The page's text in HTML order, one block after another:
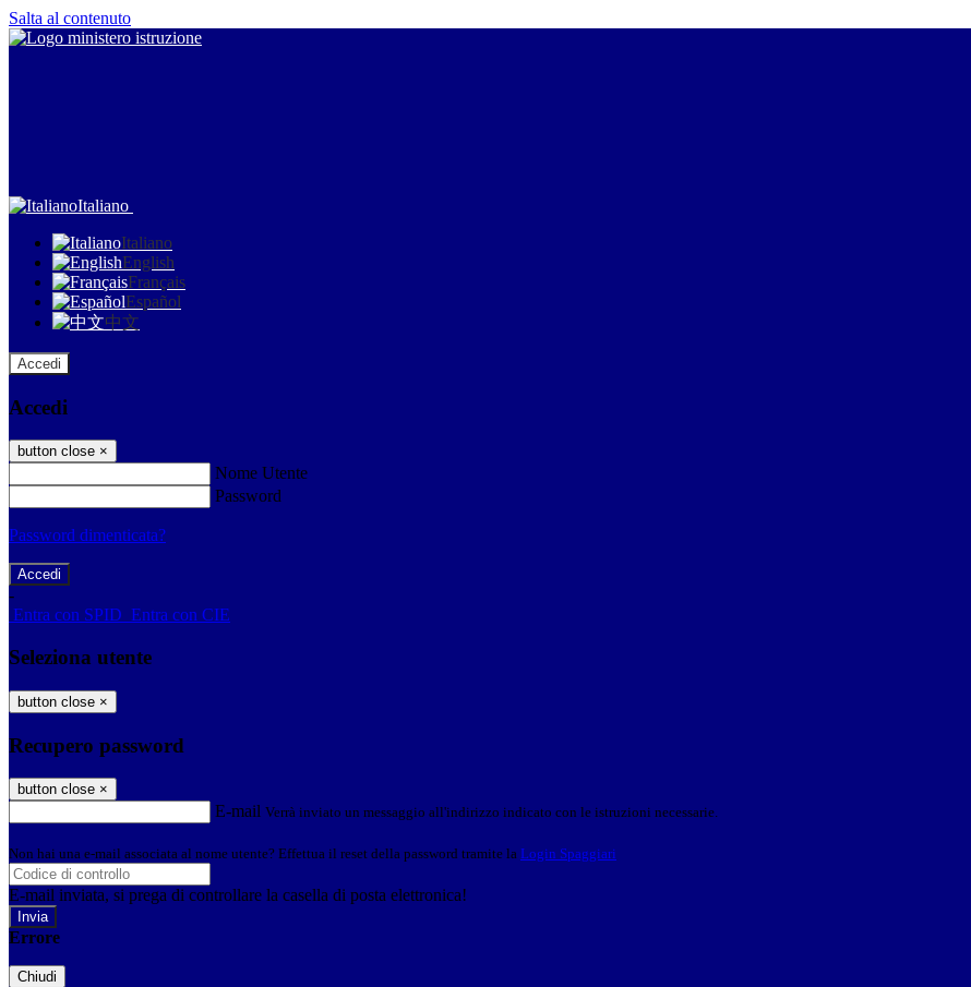
Salta al contenuto
Italiano
Italiano
English
Français
Español
中文
Accedi
Accedi
button close ×
Nome Utente
Password
Password dimenticata?
-
Entra con SPID Entra con CIE
Seleziona utente
button close ×
Recupero password
button close ×
E-mail Verrà inviato un messaggio all'indirizzo indicato con le istruzioni necessarie.
Non hai una e-mail associata al nome utente? Effettua il reset della password tramite la Login Spaggiari
E-mail inviata, si prega di controllare la casella di posta elettronica!
Errore
Chiudi